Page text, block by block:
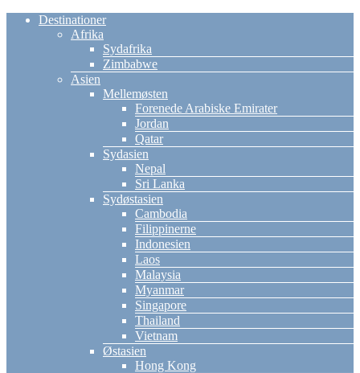
Destinationer
Afrika
Sydafrika
Zimbabwe
Asien
Mellemøsten
Forenede Arabiske Emirater
Jordan
Qatar
Sydasien
Nepal
Sri Lanka
Sydøstasien
Cambodia
Filippinerne
Indonesien
Laos
Malaysia
Myanmar
Singapore
Thailand
Vietnam
Østasien
Hong Kong